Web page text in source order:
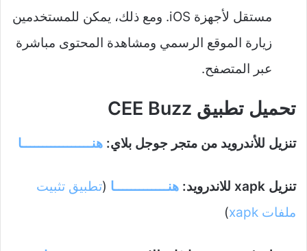
مستقل لأجهزة iOS. ومع ذلك، يمكن للمستخدمين
زيارة الموقع الرسمي ومشاهدة المحتوى مباشرة
عبر المتصفح.
تحميل تطبيق CEE Buzz
تنزيل للأندرويد من متجر جوجل بلاي: هنـــــــــــــــــا
تنزيل xapk للاندرويد: هنـــــــــــــا (تطبيق تثبيت
ملفات xapk
)